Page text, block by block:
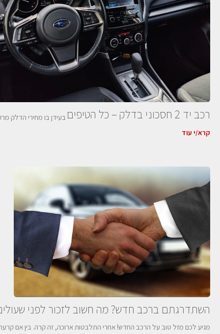
רכב יד 2 חסכוני בדלק – כל הטיפים בעידן בו מחירי הדלק מרקיעים שחקים, רכישת רכב יד 2
קרא/י עוד
השתדרגתם ברכב חדש? מה חשוב לזכור לפני
מגיע לכם מזל טוב על הרכב החדש! אחרי התלבטות ארוכה, זה קרה. בין אם